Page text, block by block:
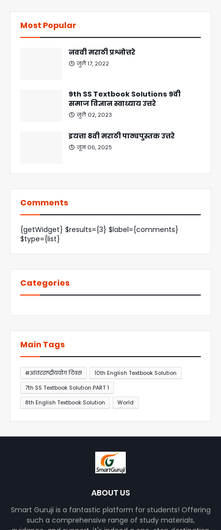
Most Popular
नववी मराठी प्रश्नोत्तरे
जुलै १७, २०२२
9th SS Textbook Solutions 9वी
समाज विज्ञान स्वाध्याय उत्तरे
जुलै ०२, २०२३
इयत्ता 8वी मराठी पाठ्यपुस्तक उत्तरे
जून ०६, २०२५
Comments
{getWidget} $results={3} $label={comments}
$type={list}
Categories
Main Tags
#आंतरराष्ट्रीययोग दिवस
10th English Textbook Solution
7th SS Textbook Solution PART 1
8th English Textbook Solution
World
ABOUT US
Smart Guruji is a fantastic platform for students! Offering
such a comprehensive range of study materials,